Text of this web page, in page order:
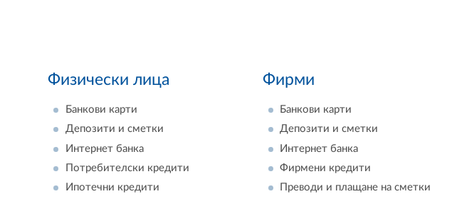
Физически лица
Банкови карти
Депозити и сметки
Интернет банка
Потребителски кредити
Ипотечни кредити
Фирми
Банкови карти
Депозити и сметки
Интернет банка
Фирмени кредити
Преводи и плащане на сметки